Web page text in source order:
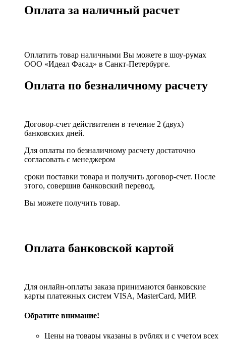
Оплата за наличный расчет
Оплатить товар наличными Вы можете в шоу-румах
ООО «Идеал Фасад» в Санкт-Петербурге.
Оплата по безналичному расчету
Договор-счет действителен в течение 2 (двух)
банковских дней.
Для оплаты по безналичному расчету достаточно
согласовать с менеджером
сроки поставки товара и получить договор-счет. После
этого, совершив банковский перевод,
Вы можете получить товар.
Оплата банковской картой
Для онлайн-оплаты заказа принимаются банковские
карты платежных систем VISA, MasterСard, МИР.
Обратите внимание!
Цены на товары указаны в рублях и с учетом всех